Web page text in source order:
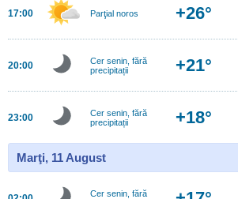
17:00 Parţial noros +26°
20:00
Cer senin, fără
precipitații
+21°
23:00
Cer senin, fără
precipitații
+18°
Marţi, 11 August
Cer senin, fără